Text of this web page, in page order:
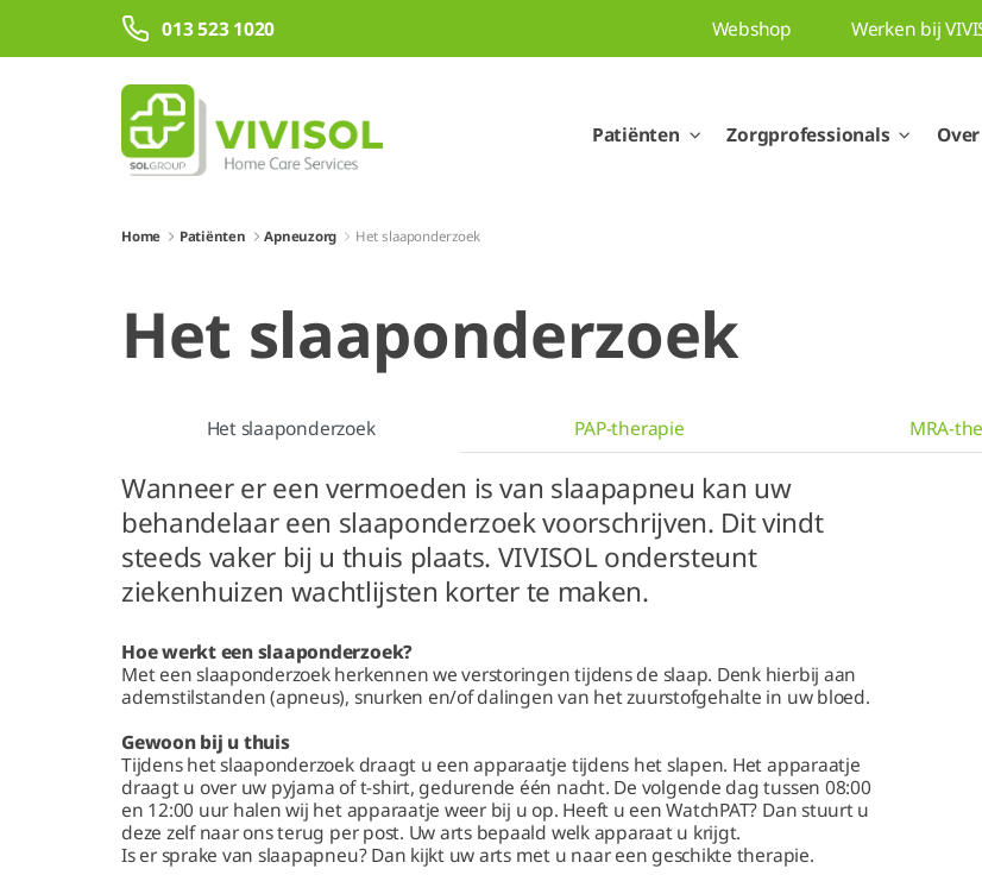
Overslaan en naar hoofdinhoud gaan
013 523 1020 Webshop Werken bij
Patiënten Zorgprofessionals
Home Patiënten Apneuzorg Het slaaponderzoek
Het slaaponderzoek
Het slaaponderzoek PAP-therapie MRA-
Wanneer er een vermoeden is van slaapapneu kan uw
behandelaar een slaaponderzoek voorschrijven. Dit vindt
steeds vaker bij u thuis plaats. VIVISOL ondersteunt
ziekenhuizen wachtlijsten korter te maken.
Hoe werkt een slaaponderzoek?
Met een slaaponderzoek herkennen we verstoringen tijdens de slaap. Denk hierbij aan
ademstilstanden (apneus), snurken en/of dalingen van het zuurstofgehalte in uw bloed.
Gewoon bij u thuis
Tijdens het slaaponderzoek draagt u een apparaatje tijdens het slapen. Het apparaatje
draagt u over uw pyjama of t-shirt, gedurende één nacht. De volgende dag tussen 08:00
en 12:00 uur halen wij het apparaatje weer bij u op. Heeft u een WatchPAT? Dan stuurt u
deze zelf naar ons terug per post. Uw arts bepaald welk apparaat u krijgt.
Is er sprake van slaapapneu? Dan kijkt uw arts met u naar een geschikte therapie.